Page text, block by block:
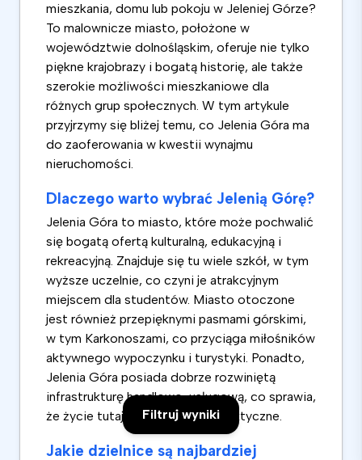
Filtruj wyniki
mieszkania, domu lub pokoju w Jeleniej Górze?
To malownicze miasto, położone w
województwie dolnośląskim, oferuje nie tylko
piękne krajobrazy i bogatą historię, ale także
szerokie możliwości mieszkaniowe dla
różnych grup społecznych. W tym artykule
przyjrzymy się bliżej temu, co Jelenia Góra ma
do zaoferowania w kwestii wynajmu
nieruchomości.
Dlaczego warto wybrać Jelenią Górę?
Jelenia Góra to miasto, które może pochwalić
się bogatą ofertą kulturalną, edukacyjną i
rekreacyjną. Znajduje się tu wiele szkół, w tym
wyższe uczelnie, co czyni je atrakcyjnym
miejscem dla studentów. Miasto otoczone
jest również przepięknymi pasmami górskimi,
w tym Karkonoszami, co przyciąga miłośników
aktywnego wypoczynku i turystyki. Ponadto,
Jelenia Góra posiada dobrze rozwiniętą
infrastrukturę handlowo-usługową, co sprawia,
że życie tutaj jest wygodne i praktyczne.
Jakie dzielnice są najbardziej